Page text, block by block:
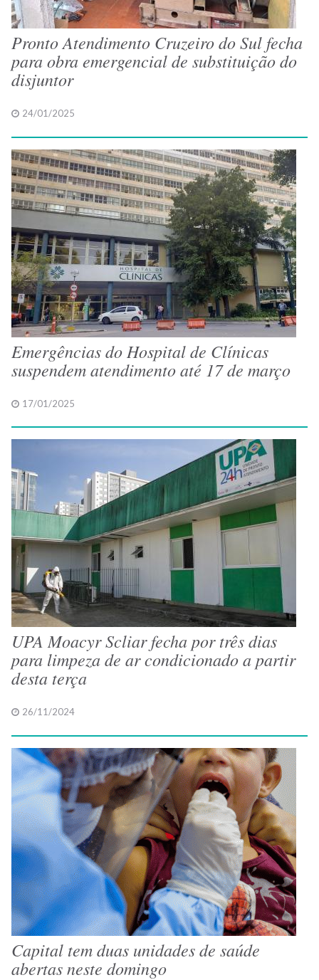
Pronto Atendimento Cruzeiro do Sul fecha
para obra emergencial de substituição do
disjuntor
24/01/2025
Emergências do Hospital de Clínicas
suspendem atendimento até 17 de março
17/01/2025
UPA Moacyr Scliar fecha por três dias
para limpeza de ar condicionado a partir
desta terça
26/11/2024
Capital tem duas unidades de saúde
abertas neste domingo